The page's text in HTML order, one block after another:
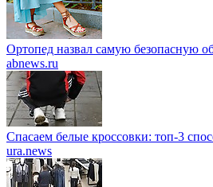
Ортопед назвал самую безопасную
abnews.ru
Спасаем белые кроссовки: топ-3
ura.news